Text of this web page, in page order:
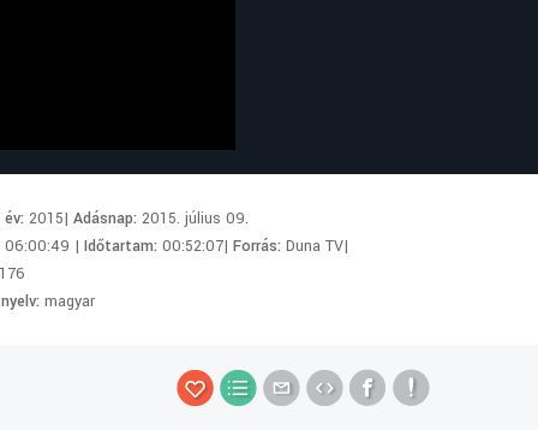
év:2015|Adásnap:2015. július 09.
06:00:49 |Időtartam:00:52:07|Forrás:Duna TV|
magyar